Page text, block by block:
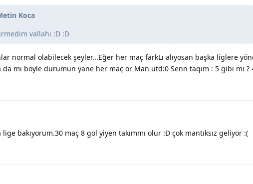
Koca
vallahi :D :D
normal olabilecek şeyler...Eğer her maç farkLı alıyosan başka liglere
mı böyle durumun yane her maç ör Man utd:0 Senn taqım : 5 gibi mi ?
bakıyorum.30 maç 8 gol yiyen takımmı olur :D çok mantıksız geliyor :(